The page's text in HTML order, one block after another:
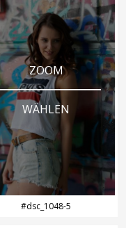
ZOOM
WÄHLEN
#dsc_1048-5